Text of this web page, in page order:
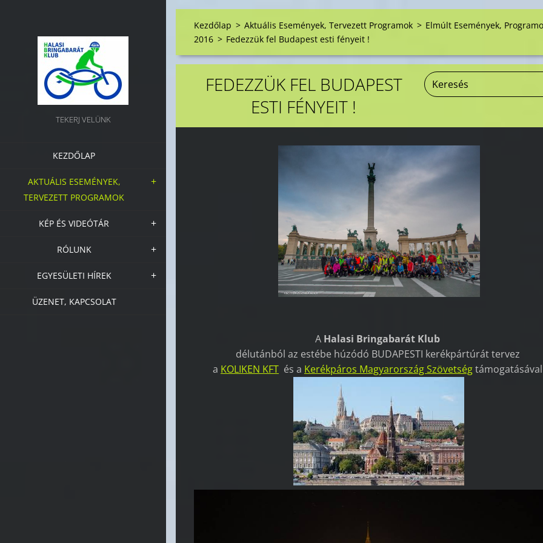
TEKERJ VELÜNK
KEZDŐLAP
AKTUÁLIS ESEMÉNYEK,
TERVEZETT PROGRAMOK
KÉP ÉS VIDEÓTÁR
RÓLUNK
EGYESÜLETI HÍREK
ÜZENET, KAPCSOLAT
Kezdőlap > Aktuális Események, Tervezett Programok > Elmúlt Események,
2016 > Fedezzük fel Budapest esti fényeit !
FEDEZZÜK FEL BUDAPEST
ESTI FÉNYEIT !
A Halasi Bringabarát Klub
délutánból az estébe húzódó BUDAPESTI kerékpártúrát tervez
a KOLIKEN KFT és a Kerékpáros Magyarország Szövetség